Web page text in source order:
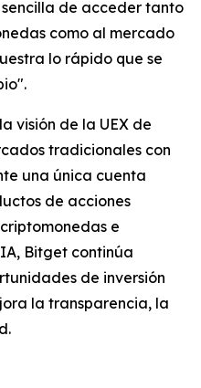
de acceder tanto
como al mercado
lo rápido que se
visión de la UEX de
tradicionales con
una única cuenta
de acciones
e
Bitget continúa
de inversión
la transparencia, la